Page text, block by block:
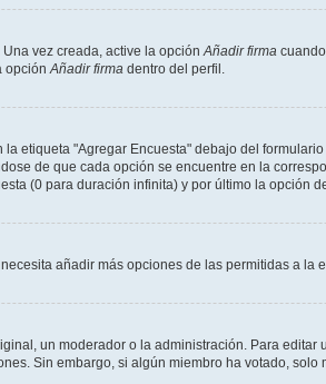
vez creada, active la opciónAñadir firma
opciónAñadir firma dentro del perfil.
etiqueta "Agregar Encuesta" debajo del
de que cada opción se encuentre en la
(0 para duración infinita) y por último la opción
añadir más opciones de las permitidas a la
un moderador o la administración. Para
Sin embargo, si algún miembro ha votado,